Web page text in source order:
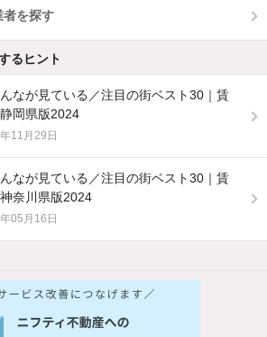
者を探す
るヒント
なが見ている／注目の街ベスト30｜賃
岡県版2024
11月29日
なが見ている／注目の街ベスト30｜賃
奈川県版2024
05月16日
2階以上
新着物件メール通知